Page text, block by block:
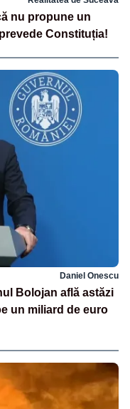
nu propune un
Constituția!
Daniel Onescu
Bolojan află astăzi
un miliard de euro